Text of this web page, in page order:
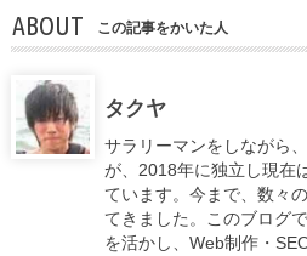
ABOUT この記事をかいた人
タクヤ
サラリーマンをしながら
が、2018年に独立し現在
ています。今まで、数々
てきました。このブログ
を活かし、Web制作・